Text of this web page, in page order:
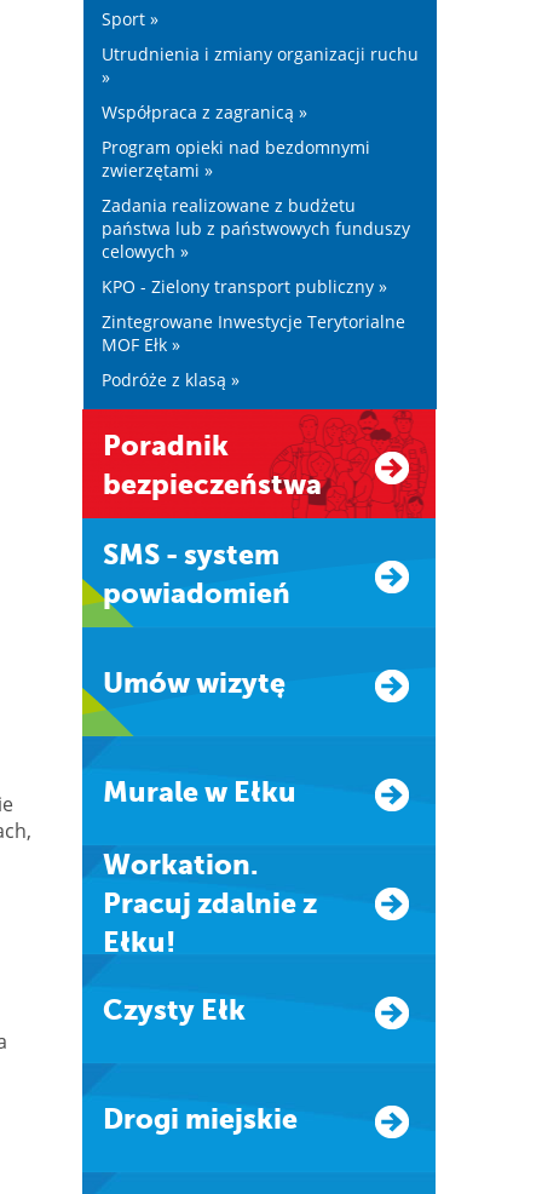
Sport »
Utrudnienia i zmiany organizacji ruchu
»
Współpraca z zagranicą »
Program opieki nad bezdomnymi
zwierzętami »
Zadania realizowane z budżetu
państwa lub z państwowych funduszy
celowych »
KPO - Zielony transport publiczny »
Zintegrowane Inwestycje Terytorialne
MOF Ełk »
Podróże z klasą »
Poradnik
bezpieczeństwa
SMS - system
powiadomień
Umów wizytę
Murale w Ełku
Workation.
Pracuj zdalnie z
Ełku!
Czysty Ełk
Drogi miejskie